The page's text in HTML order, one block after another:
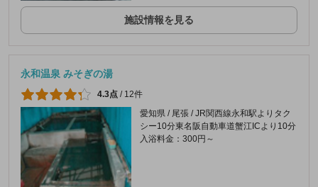
施設情報を見る
永和温泉 みそぎの湯
4.3点 / 12件
愛知県 / 尾張 / JR関西線永和駅よりタク
シー10分東名阪自動車道蟹江ICより10分
入浴料金：300円～